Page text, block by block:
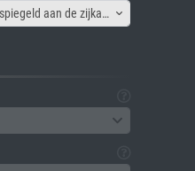
Canvas lijst - Afbeelding gespiegeld aan de zijkant